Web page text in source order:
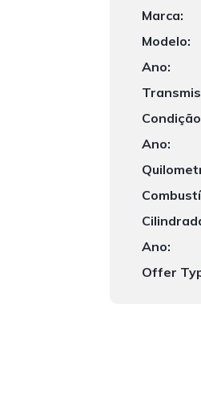
Marca:
Modelo:
Ano:
Ano:
Ano:
Offer